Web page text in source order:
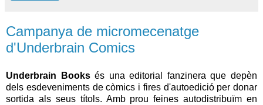
Campanya de micromecenatge
d'Underbrain Comics
Underbrain Booksés una editorial fanzinera que depèn
dels esdeveniments de còmics i fires d'autoedició per donar
sortida als seus títols. Amb prou feines autodistribuïm en